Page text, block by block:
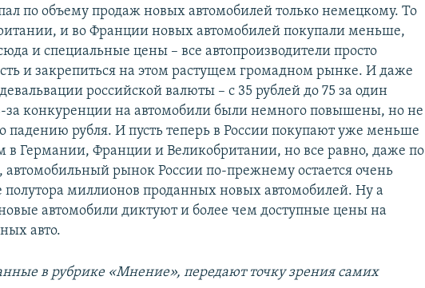
по объему продаж новых автомобилей только немецкому. То
и во Франции новых автомобилей покупали меньше,
и специальные цены – все автопроизводители просто
и закрепиться на этом растущем громадном рынке. И даже
российской валюты – с 35 рублей до 75 за один
за конкуренции на автомобили были немного повышены, но не
падению рубля. И пусть теперь в России покупают уже меньше
в Германии, Франции и Великобритании, но все равно, даже по
автомобильный рынок России по-прежнему остается очень
миллионов проданных новых автомобилей. Ну а
автомобили диктуют и более чем доступные цены на
авто.
в рубрике «Мнение», передают точку зрения самих